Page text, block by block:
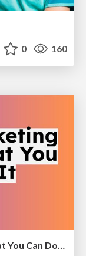
0 160
Why Your Marketing Sucks and What You Can Do About It - Sophie Logan